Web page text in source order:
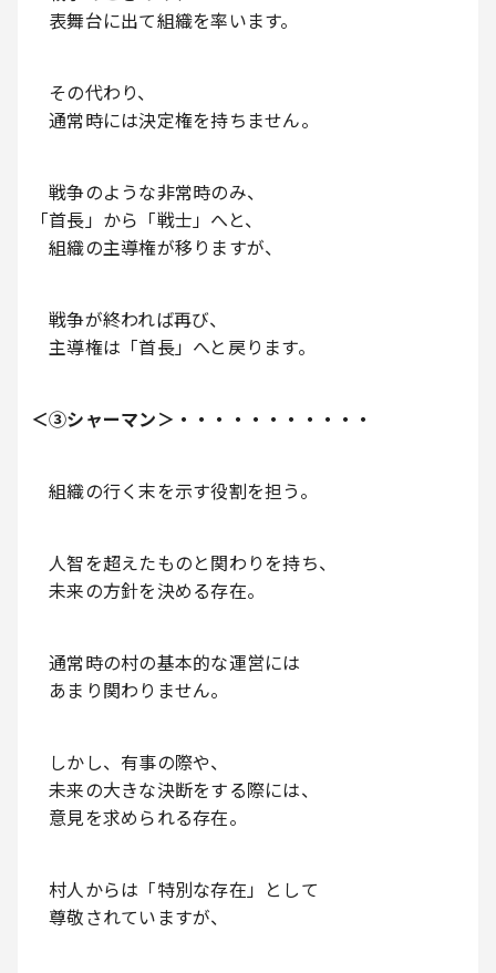
表舞台に出て組織を率います。
その代わり、
通常時には決定権を持ちません。
戦争のような非常時のみ、
「首長」から「戦士」へと、
組織の主導権が移りますが、
戦争が終われば再び、
主導権は「首長」へと戻ります。
＜③シャーマン＞・・・・・・・・・・・
組織の行く末を示す役割を担う。
人智を超えたものと関わりを持ち、
未来の方針を決める存在。
通常時の村の基本的な運営には
あまり関わりません。
しかし、有事の際や、
未来の大きな決断をする際には、
意見を求められる存在。
村人からは「特別な存在」として
尊敬されていますが、